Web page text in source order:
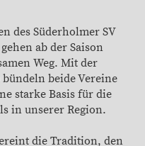
des Süderholmer SV
ab der Saison
Weg. Mit der
beide Vereine
starke Basis für die
in unserer Region.
die Tradition, den